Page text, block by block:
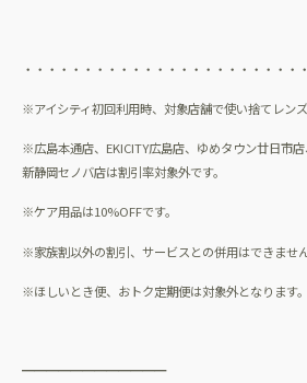
・・・・・・・・・・・・・・・・・・・・・・・・
※アイシティ初回利用時、対象店舗で使い捨てレン
※広島本通店、 EKICITY広島店、ゆめタウン廿日市店
新静岡セノバ店は割引率対象外です。
※ケア用品は10%OFFです。
※家族割以外の割引、サービスとの併用はできません
※ほしいとき便、おトク定期便は対象外となります。
━━━━━━━━━━━━